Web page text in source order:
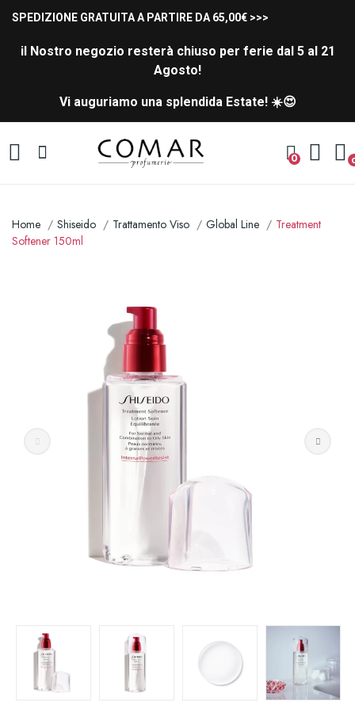
SPEDIZIONE GRATUITA A PARTIRE DA 65,00€ >>>
il Nostro negozio resterà chiuso per ferie dal 5 al 21
Agosto!
Vi auguriamo una splendida Estate! ☀️😍
0
Home Shiseido Trattamento Viso Global Line
Treatment
Softener 150ml